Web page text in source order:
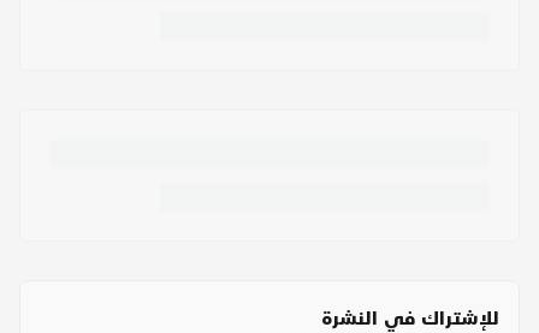
للإشتراك في النشرة